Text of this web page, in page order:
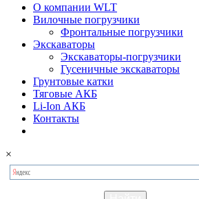
О компании WLT
Вилочные погрузчики
Фронтальные погрузчики
Экскаваторы
Экскаваторы-погрузчики
Гусеничные экскаваторы
Грунтовые катки
Тяговые АКБ
Li-Ion АКБ
Контакты
×